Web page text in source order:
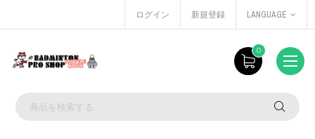
ログイン 新規登録 LANGUAGE
0